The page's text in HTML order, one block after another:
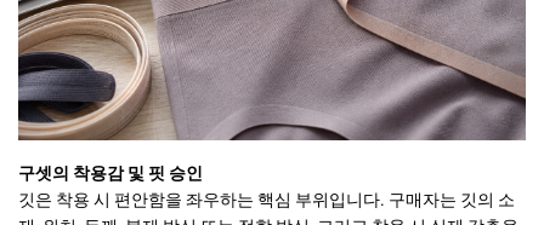
구셋의 착용감 및 핏 승인
깃은 착용 시 편안함을 좌우하는 핵심 부위입니다. 구매자는 깃의 소